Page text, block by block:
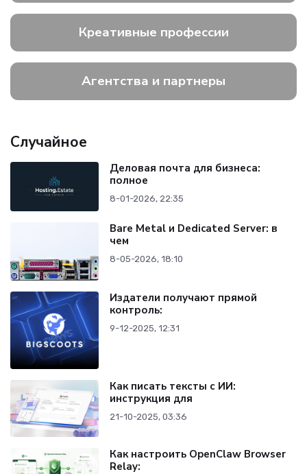
Креативные профессии
Агентства и партнеры
Случайное
Деловая почта для бизнеса:
полное
8-01-2026, 22:35
Bare Metal и Dedicated Server: в
чем
8-05-2026, 18:10
Издатели получают прямой
контроль:
9-12-2025, 12:31
Как писать тексты с ИИ:
инструкция для
21-10-2025, 03:36
Как настроить OpenClaw Browser
Relay: